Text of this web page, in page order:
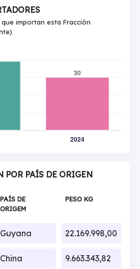
importan esta Fracción
POR PAÍS DE ORIGEN
PAÍS DE
ORIGEM
PESO KG
Guyana 22.169.998,00
China 9.663.343,82